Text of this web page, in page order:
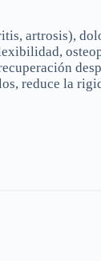
artrosis),
reduce la